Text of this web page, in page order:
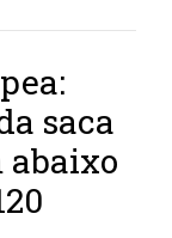
saca
abaixo